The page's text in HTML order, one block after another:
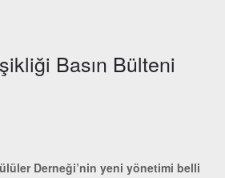
Basın Bülteni
Derneği’nin yeni yönetimi belli